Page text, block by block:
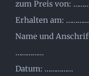
zum Preis von:
Erhalten am:
Name und
……………
Datum: ……………